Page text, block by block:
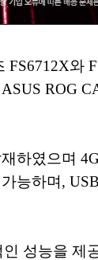
와
ROG
하였으며
하며,
성능을